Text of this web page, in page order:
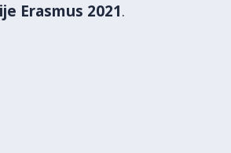
Erasmus 2021.